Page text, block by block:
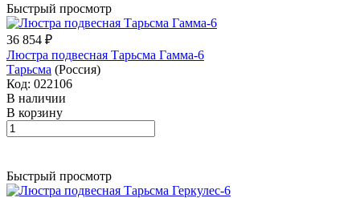
Быстрый просмотр
36 854 ₽
Люстра подвесная Тарьсма Гамма-6
Тарьсма (Россия)
Код: 022106
В наличии
В корзину
Быстрый просмотр